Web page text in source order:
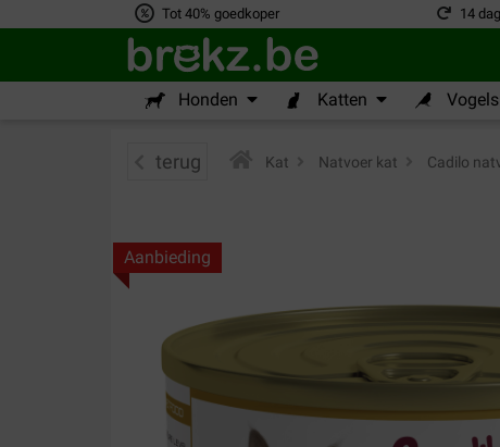
Tot 40% goedkoper 14
Honden Katten
terug Kat Natvoer kat Cadilo
Aanbieding